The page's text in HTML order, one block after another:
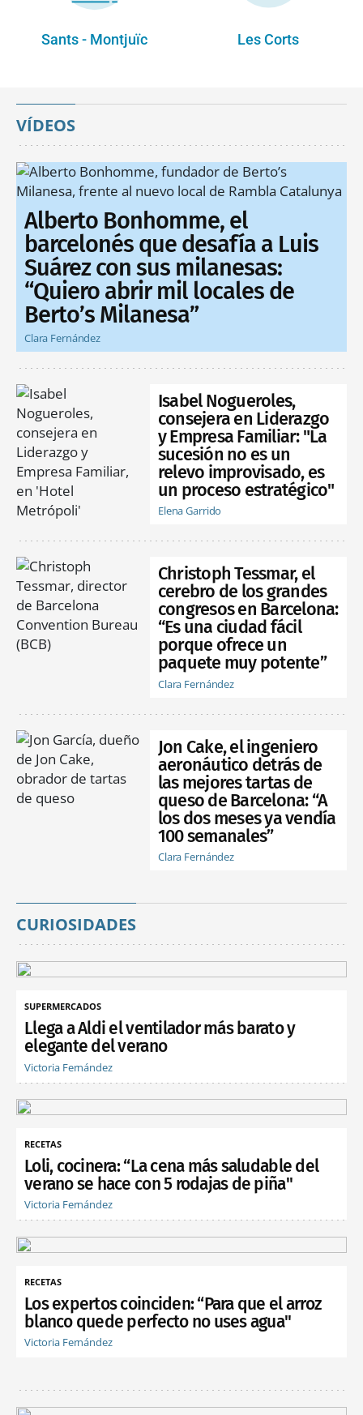
Sants - Montjuïc Les Corts
VÍDEOS
Alberto Bonhomme, el
barcelonés que desafía a Luis
Suárez con sus milanesas:
“Quiero abrir mil locales de
Berto’s Milanesa”
Clara Fernández
Isabel Nogueroles,
consejera en Liderazgo
y Empresa Familiar: "La
sucesión no es un
relevo improvisado, es
un proceso estratégico"
Elena Garrido
Christoph Tessmar, el
cerebro de los grandes
congresos en Barcelona:
“Es una ciudad fácil
porque ofrece un
paquete muy potente”
Clara Fernández
Jon Cake, el ingeniero
aeronáutico detrás de
las mejores tartas de
queso de Barcelona: “A
los dos meses ya vendía
100 semanales”
Clara Fernández
CURIOSIDADES
SUPERMERCADOS
Llega a Aldi el ventilador más barato y
elegante del verano
Victoria Fernández
RECETAS
Loli, cocinera: “La cena más saludable del
verano se hace con 5 rodajas de piña"
Victoria Fernández
RECETAS
Los expertos coinciden: “Para que el arroz
blanco quede perfecto no uses agua"
Victoria Fernández